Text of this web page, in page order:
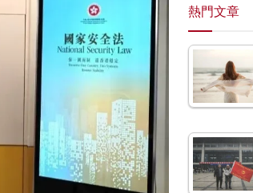
熱門文章